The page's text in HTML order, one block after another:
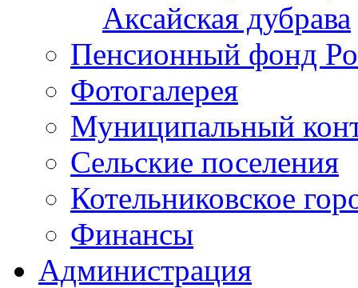
Аксайская дубрава
Пенсионный фонд
Фотогалерея
Муниципальный
Сельские поселения
Котельниковское
Финансы
Администрация